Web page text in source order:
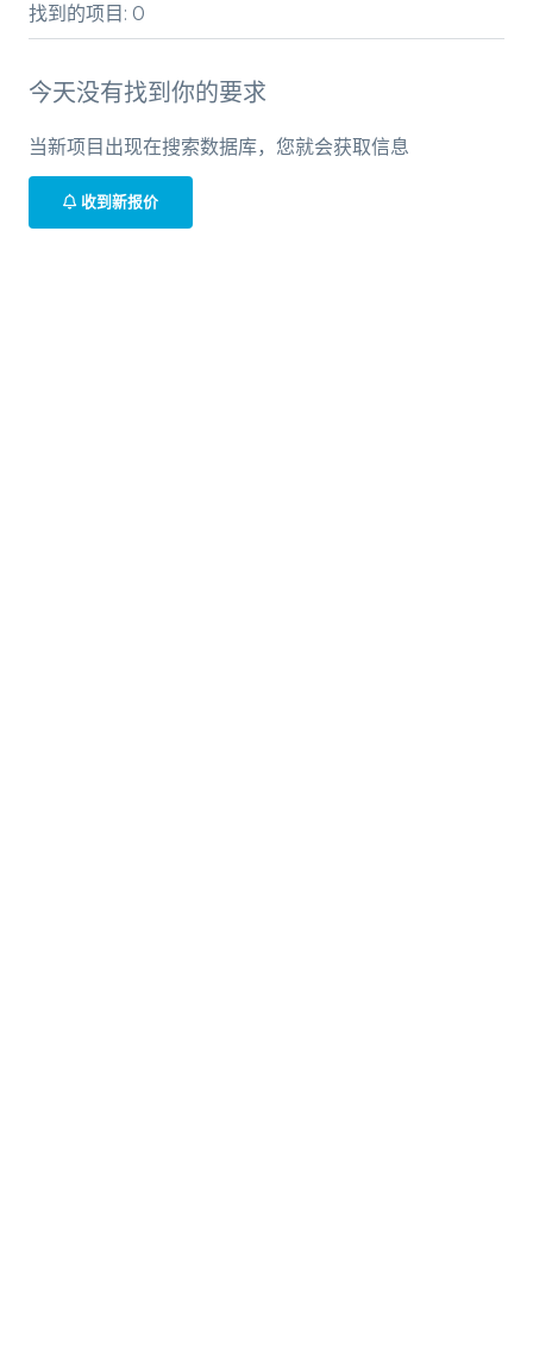
找到的项目: 0
今天没有找到你的要求
当新项目出现在搜索数据库，您就会获取信息
收到新报价